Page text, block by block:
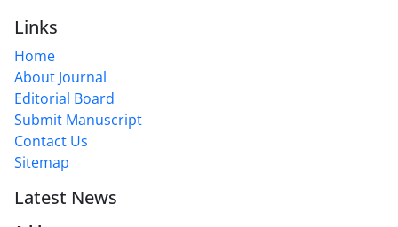
Links
Home
About Journal
Editorial Board
Submit Manuscript
Contact Us
Sitemap
Latest News